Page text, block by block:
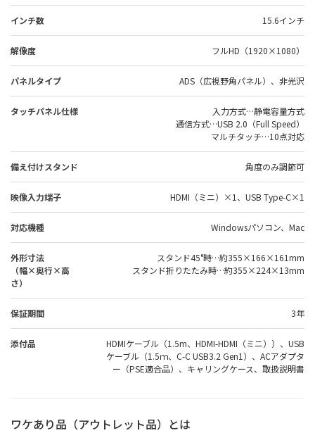
インチ数 15.6インチ
解像度 フルHD（1920×1080）
パネルタイプ ADS（広視野角パネル）、非光沢
タッチパネル仕様
入力方式…静電容量方式
通信方式…USB 2.0（Full Speed）
マルチタッチ…10点対応
備え付けスタンド 角度のみ調節可
映像入力端子 HDMI（ミニ）×1、USB Type-C×1
対応機種 Windowsパソコン、Mac
外形寸法
（幅×奥行×高
さ）
スタンド45°時…約355×166×161mm
スタンド折りたたみ時…約355×224×13mm
保証期間 3年
添付品
HDMIケーブル（1.5m、HDMI-HDMI（ミニ））、USB
ケーブル（1.5ｍ、C-C USB3.2 Gen1）、ACアダプタ
ー（PSE適合品）、キャリングケース、取扱説明書
ワケあり品（アウトレット品）とは